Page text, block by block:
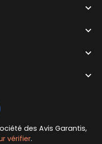




des Avis Garantis,
vérifier.